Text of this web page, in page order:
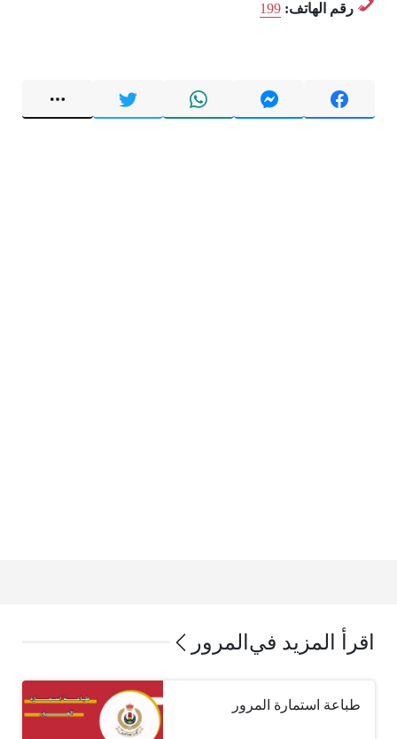
رقم الهاتف: 199
اقرأ المزيد في المرور
طباعة استمارة المرور